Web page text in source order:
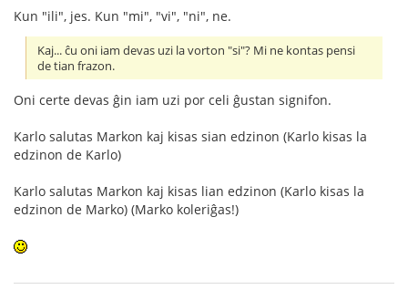
Kun "ili", jes. Kun "mi", "vi", "ni", ne.
Kaj... ĉu oni iam devas uzi la vorton "si"? Mi ne kontas pensi
de tian frazon.
Oni certe devas ĝin iam uzi por celi ĝustan signifon.
Karlo salutas Markon kaj kisas sian edzinon (Karlo kisas la
edzinon de Karlo)
Karlo salutas Markon kaj kisas lian edzinon (Karlo kisas la
edzinon de Marko) (Marko koleriĝas!)